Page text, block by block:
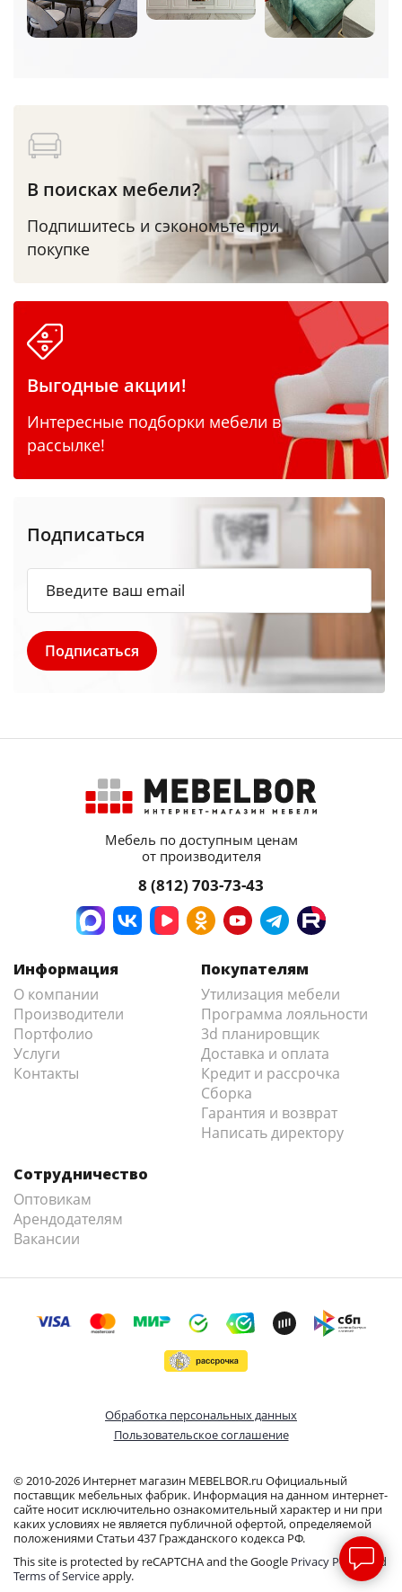
В поисках мебели?
Подпишитесь и сэкономьте при
покупке
Выгодные акции!
Интересные подборки мебели в
рассылке!
Подписаться
Мебель по доступным ценам
от производителя
8 (812) 703-73-43
Информация
О компании
Производители
Портфолио
Услуги
Контакты
Покупателям
Утилизация мебели
Программа лояльности
3d планировщик
Доставка и оплата
Кредит и рассрочка
Сборка
Гарантия и возврат
Написать директору
Сотрудничество
Оптовикам
Арендодателям
Вакансии
© 2010-2026 Интернет магазин MEBELBOR.ru Официальный
поставщик мебельных фабрик. Информация на данном интернет-
сайте носит исключительно ознакомительный характер и ни при
каких условиях не является публичной офертой, определяемой
положениями Статьи 437 Гражданского кодекса РФ.
This site is protected by reCAPTCHA and the Google Privacy Policyand
Terms of Serviceapply.
Обработка персональных данных
Пользовательское соглашение